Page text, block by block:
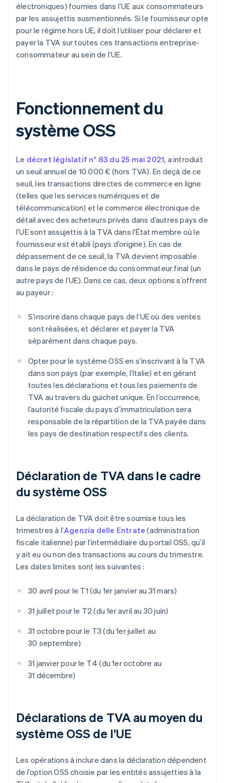
électroniques) fournies dans l’UE aux consommateurs
par les assujettis susmentionnés. Si le fournisseur opte
pour le régime hors UE, il doit l’utiliser pour déclarer et
payer la TVA sur toutes ces transactions entreprise-
consommateur au sein de l’UE.
Fonctionnement du
système OSS
Le décret législatif n° 83 du 25 mai 2021, a introduit
un seuil annuel de 10 000 € (hors TVA). En deçà de ce
seuil, les transactions directes de commerce en ligne
(telles que les services numériques et de
télécommunication) et le commerce électronique de
détail avec des acheteurs privés dans d’autres pays de
l’UE sont assujettis à la TVA dans l’État membre où le
fournisseur est établi (pays d’origine). En cas de
dépassement de ce seuil, la TVA devient imposable
dans le pays de résidence du consommateur final (un
autre pays de l’UE). Dans ce cas, deux options s’offrent
au payeur :
S’inscrire dans chaque pays de l’UE où des ventes
sont réalisées, et déclarer et payer la TVA
séparément dans chaque pays.
Opter pour le système OSS en s’inscrivant à la TVA
dans son pays (par exemple, l’Italie) et en gérant
toutes les déclarations et tous les paiements de
TVA au travers du guichet unique. En l’occurrence,
l’autorité fiscale du pays d’immatriculation sera
responsable de la répartition de la TVA payée dans
les pays de destination respectifs des clients.
Déclaration de TVA dans le cadre
du système OSS
La déclaration de TVA doit être soumise tous les
trimestres à l’Agenzia delle Entrate (administration
fiscale italienne) par l’intermédiaire du portail OSS, qu’il
y ait eu ou non des transactions au cours du trimestre.
Les dates limites sont les suivantes :
30 avril pour le T1 (du 1er janvier au 31 mars)
31 juillet pour le T2 (du 1er avril au 30 juin)
31 octobre pour le T3 (du 1er juillet au
30 septembre)
31 janvier pour le T4 (du 1er octobre au
31 décembre)
Déclarations de TVA au moyen du
système OSS de l’UE
Les opérations à inclure dans la déclaration dépendent
de l’option OSS choisie par les entités assujetties à la